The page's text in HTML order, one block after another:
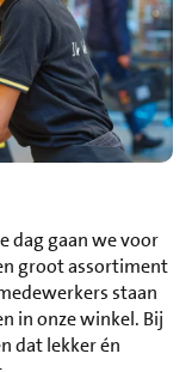
dag gaan we voor
groot assortiment
staan
in onze winkel. Bij
dat lekker én